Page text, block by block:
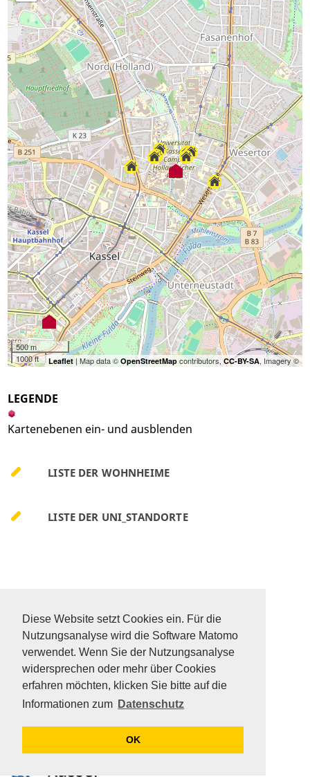
Diese Website setzt Cookies ein. Für die
Nutzungsanalyse wird die Software Matomo
verwendet. Wenn Sie der Nutzungsanalyse
widersprechen oder mehr über Cookies
erfahren möchten, klicken Sie bitte auf die
Informationen zum Datenschutz
OK
500 m
1000 ft
Leaflet| Map data ©OpenStreetMapcontributors, CC-BY-SA, Imagery ©
LEGENDE
Kartenebenen ein- und ausblenden
LISTE DER WOHNHEIME
LISTE DER UNI_STANDORTE
SITEMAP
FAQ
KONTAKT
IMPRESSUM